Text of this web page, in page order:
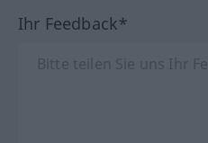
Ihr Feedback*